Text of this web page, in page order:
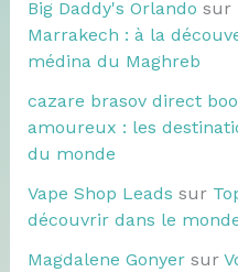
Big Daddy's Orlando sur
Marrakech : à la
médina du Maghreb
cazare brasov direct
amoureux : les
du monde
Vape Shop Leads sur
découvrir dans le
Magdalene Gonyersur